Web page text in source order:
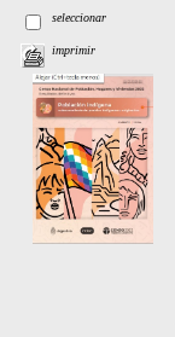
seleccionar
imprimir